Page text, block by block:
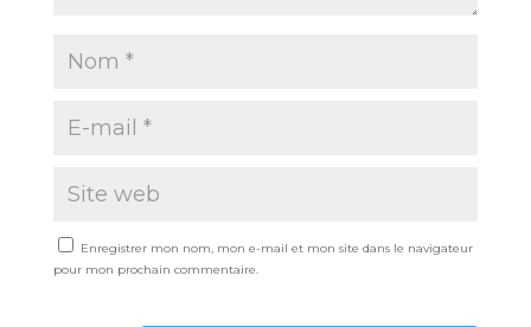
Enregistrer mon nom, mon e-mail et mon site dans le navigateur
pour mon prochain commentaire.